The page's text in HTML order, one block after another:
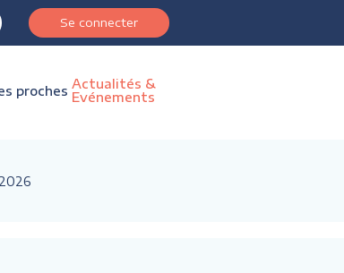
Se connecter
proches Actualités &
Evénements
2026